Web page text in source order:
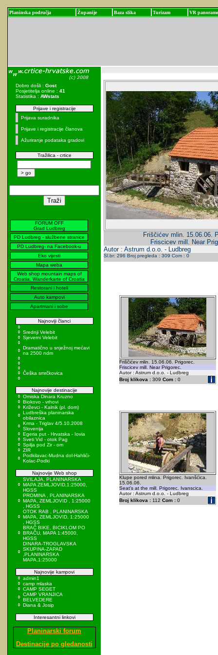
Planinska područja Županije Baza slika Turizam VR panorame
Dobro došli : Gost
Posjetitelja online : 41
Statistika : AWstats
Prijave i registracije
Prijava suradnika
Prijave i registracije članova
Ažuriranje podataka gradovi
Tražilica - crtice
FORUM OFF
Grad Ludbreg
PD Ludbreg - službene stranice
PD Ludbreg- na Facebook-u
Eko vijesti
Mapa weba
Web shop mountain maps of
Croatia, Wanderkarte of Croatia
Restorani i hoteli
Auto kampovi
Apartmani i sobe
Najnoviji članci
Srednji Velebit
Sjeverni Velebit
Dramatično u snježnoj mećavi
na 2500 ndm
Češka smrčkovica
Najnovije destinacije
Omiska Dinara Kruzno
Biokovo - vrhovi
Križevci - Kalnik (pl. dom)
Ludbreška planinarska
obilaznica
Krma - Triglav 4/5.10.2008
Slovenija
Egeria put - Hrvatska - Iovia
Sveti Vid - otok Pag
Spilja pod Zir - om
ZIR
Podkilavac-Mudna dol-Hahlići-
Kolac-Podki
Najnovije Web shop
SVILAJA, PLANINARSKA
MAPA ZEMLJOVID,1:25000,
HGSS
PROMINA , PLANINARSKA
MAPA, ZEMLJOVID , 1:25000
, HGSS
OTOK RAB , PLANINARSKA
MAPA, ZEMLJOVID, 1:25000
, HGSS
BRAČ BIKE, BICIKLOM PO
BRAČU, MAPA 1:45000,
HGSS
DINARA-TROGLAVSKA
SKUPINA-ZAPAD
,PLANINARSKA
MAPA,1:25000
Najnovije kampovi
admin1
camp mlaska
CAMP SEGET
CAMP VRANJICA
BELVEDERE
Diana & Josip
Interesantni linkovi
Planinarski forum
Destinacije po gledanosti
Friščićev mlin. 15.06.06.
Friscicev mill. Near
Autor : Astrum d.o.o. - Ludbreg
Sl.br: 296 Broj pregleda : 309 Com : 0
Friščićev mlin. 15.06.06. Prigorec.
Friscicev mill. Near Prigorec.
Autor : Astrum d.o.o. - Ludbreg
Broj klikova :309 Com :0
Klupe pored mlina. Prigorec. Ivanšćica.
15.06.06.
Seat's at the mill. Prigorec. Ivanscica.
Autor : Astrum d.o.o. - Ludbreg
Broj klikova :112 Com :0